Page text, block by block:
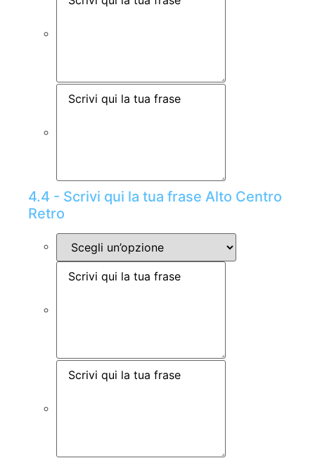
4.4 - Scrivi qui la tua frase Alto Centro
Retro